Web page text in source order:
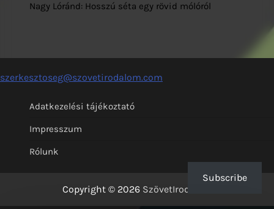
Nagy Lóránd: Hosszú séta egy rövid mólóról
szerkesztoseg@szovetirodalom.com
Adatkezelési tájékoztató
Impresszum
Rólunk
Copyright © 2026 SzövetIrodalom
Subscribe